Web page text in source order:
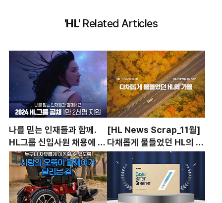
'HL'Related Articles
나를 믿는 인재들과 함께.
HL그룹 신입사원 채용에 1
만 2천여 명 인재 모였다
[HL News Scrap_11월]
다채롭게 물들었던 HL의 가
을